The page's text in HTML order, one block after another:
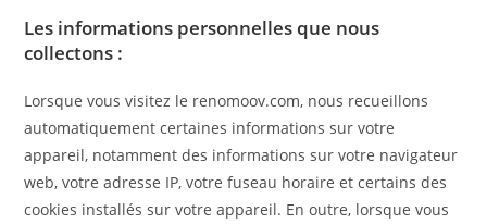
Les informations personnelles que nous
collectons :
Lorsque vous visitez le renomoov.com, nous recueillons
automatiquement certaines informations sur votre
appareil, notamment des informations sur votre navigateur
web, votre adresse IP, votre fuseau horaire et certains des
cookies installés sur votre appareil. En outre, lorsque vous